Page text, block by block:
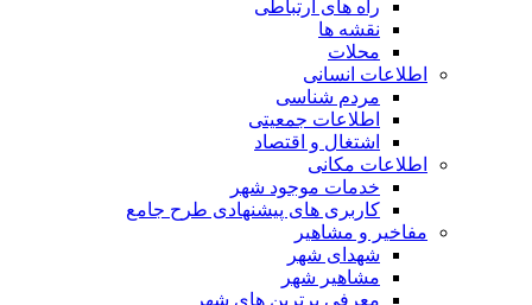
راه های ارتباطی
نقشه ها
محلات
اطلاعات انسانی
مردم شناسی
اطلاعات جمعیتی
اشتغال و اقتصاد
اطلاعات مکانی
خدمات موجود شهر
کاربری های پیشنهادی طرح جامع
مفاخیر و مشاهیر
شهدای شهر
مشاهیر شهر
معرفی برترین های شهر